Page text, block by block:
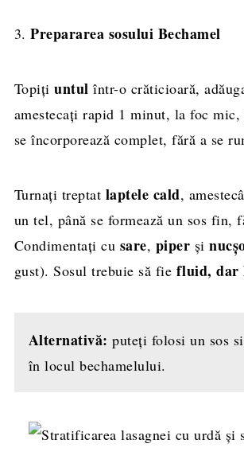
3.Prepararea sosului Bechamel
Topițiuntul într-o crăticioară,
amestecați rapid 1 minut, la foc mic,
se încorporează complet, fără a se
Turnați treptat laptele cald,
un tel, până se formează un sos fin,
Condimentați cu sare, piper și
gust). Sosul trebuie să fie fluid, dar
Alternativă: puteți folosi un sos
în locul bechamelului.